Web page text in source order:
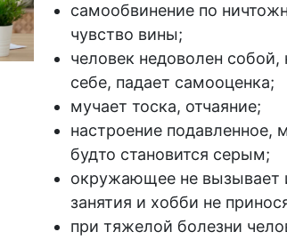
самообвинение по
чувство вины;
человек недоволен собой,
себе, падает самооценка;
мучает тоска, отчаяние;
настроение подавленное,
будто становится серым;
окружающее не вызывает
занятия и хобби не
при тяжелой болезни